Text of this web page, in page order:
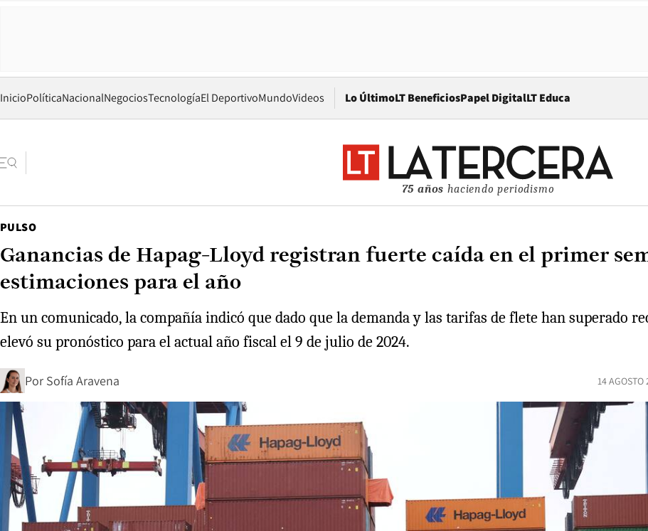
InicioPolíticaNacionalNegociosTecnologíaEl DeportivoMundoVideos Lo ÚltimoLT BeneficiosPapel DigitalOpens in new window
LT Educa
75 años haciendo periodismo
PULSO
Ganancias de Hapag-Lloyd registran fuerte caída en el primer
estimaciones para el año
En un comunicado, la compañía indicó que dado que la demanda y las tarifas de flete han superado
elevó su pronóstico para el actual año fiscal el 9 de julio de 2024.
Por Sofía Aravena 14 AGOSTO